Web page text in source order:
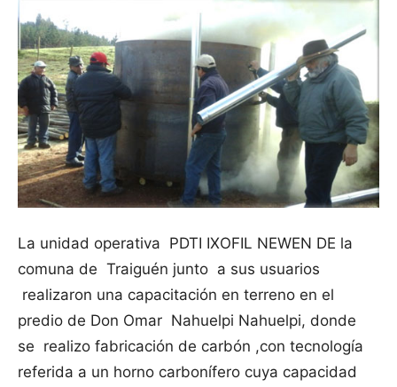
La unidad operativa PDTI IXOFIL NEWEN DE la
comuna de Traiguén junto a sus usuarios
realizaron una capacitación en terreno en el
predio de Don Omar Nahuelpi Nahuelpi, donde
se realizo fabricación de carbón ,con tecnología
referida a un horno carbonífero cuya capacidad